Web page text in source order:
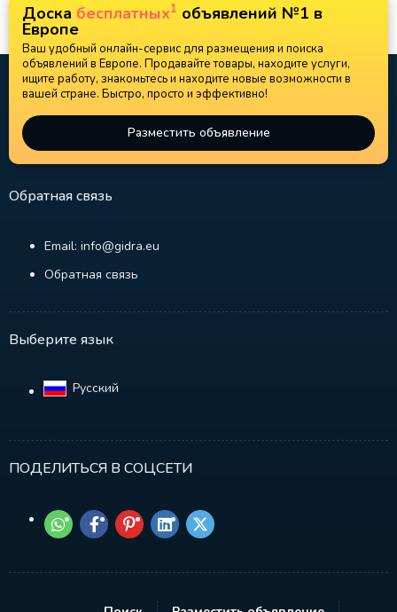
Доска бесплатных1 объявлений №1 в
Европе
Ваш удобный онлайн-сервис для размещения и поиска
объявлений в Европе. Продавайте товары, находите услуги,
ищите работу, знакомьтесь и находите новые возможности в
вашей стране. Быстро, просто и эффективно!
Разместить объявление
Обратная связь
Email: info@gidra.eu
Обратная связь
Выберите язык
Русский‎
ПОДЕЛИТЬСЯ В СОЦСЕТИ